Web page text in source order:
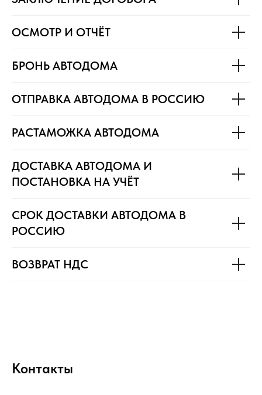
ОСМОТР И ОТЧЁТ
БРОНЬ АВТОДОМА
ОТПРАВКА АВТОДОМА В РОССИЮ
РАСТАМОЖКА АВТОДОМА
ДОСТАВКА АВТОДОМА И
ПОСТАНОВКА НА УЧЁТ
СРОК ДОСТАВКИ АВТОДОМА В
РОССИЮ
ВОЗВРАТ НДС
Контакты